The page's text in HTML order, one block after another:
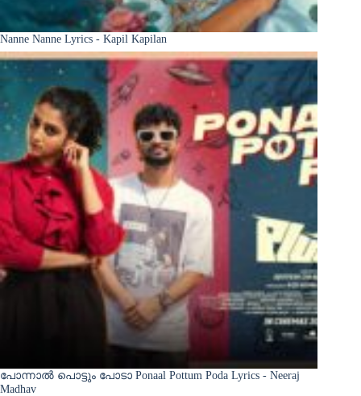
Nanne Nanne Lyrics - Kapil Kapilan
പോന്നാൽ പൊട്ടും പോടാ Ponaal Pottum Poda Lyrics - Neeraj
Madhav